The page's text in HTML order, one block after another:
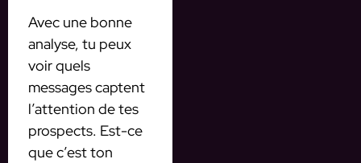
Avec une bonne
analyse, tu peux
voir quels
messages captent
l’attention de tes
prospects. Est-ce
que c’est ton